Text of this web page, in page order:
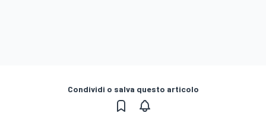
Condividi o salva questo articolo